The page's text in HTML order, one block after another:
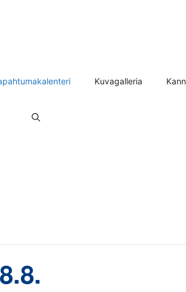
Kuvagalleria